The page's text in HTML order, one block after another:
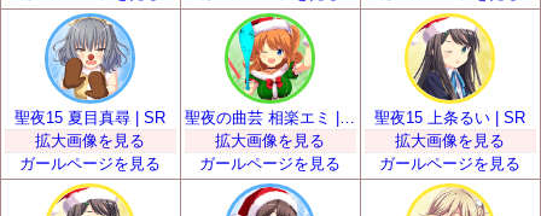
聖夜15 夏目真尋 | SR
拡大画像を見る
ガールページを見る
聖夜の曲芸 相楽エミ | SR
拡大画像を見る
ガールページを見る
聖夜15 上条るい | SR
拡大画像を見る
ガールページを見る